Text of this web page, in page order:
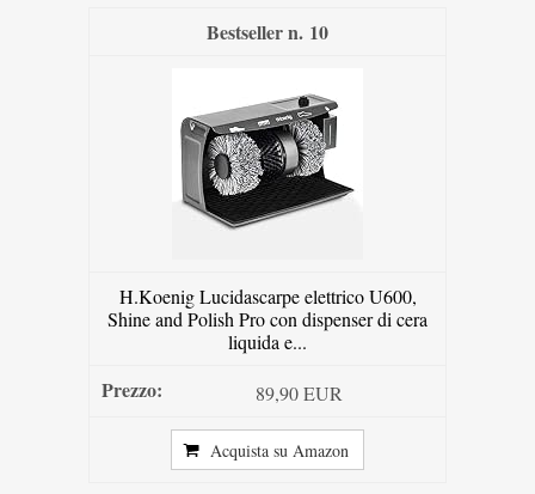
10
H.Koenig Lucidascarpe elettrico U600,
Shine and Polish Pro con dispenser di cera
liquida e...
89,90 EUR
Acquista su Amazon